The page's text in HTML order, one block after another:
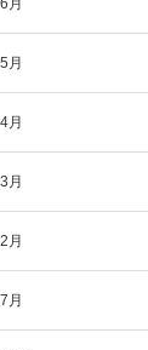
月
月
月
月
月
月